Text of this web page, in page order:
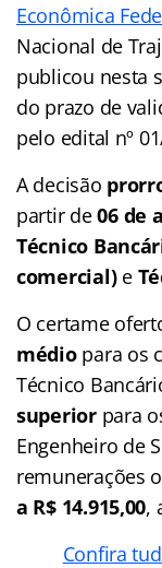
Econômica
Nacional de
publicou nesta
do prazo de
pelo edital nº
A decisão
partir de06 de
Técnico
comercial)e
O certame
médiopara os
Técnico
superiorpara
Engenheiro de
remunerações
a R$ 14.915,00,
Confira